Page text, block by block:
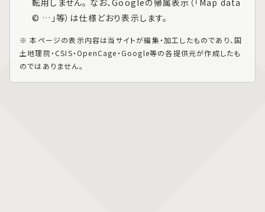
転用しません。 なお、Googleの帰属表示（「Map data
© …」等）は仕様どおり表示します。
※ 本ページの表示内容は当サイトが編集・加工したものであり、国
土地理院・CSIS・OpenCage・Google等の各提供元が作成したも
のではありません。